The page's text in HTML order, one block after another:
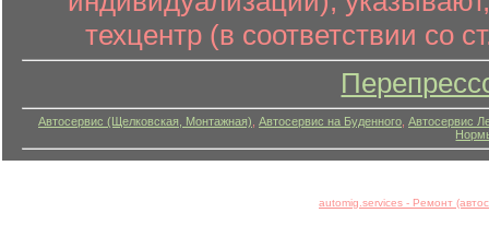
техцентр (в соответствии со
Автосервис (Щелковская, Монтажная) Автосервис на Буденного Автосервис
automig.services - Ремонт